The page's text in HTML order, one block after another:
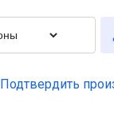
Подтвердить